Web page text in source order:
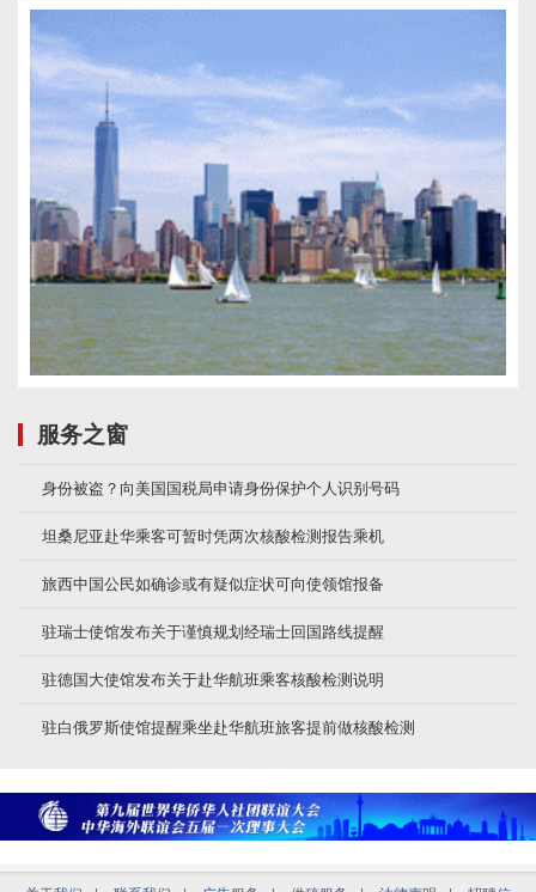
服务之窗
身份被盗？向美国国税局申请身份保护个人识别号码
坦桑尼亚赴华乘客可暂时凭两次核酸检测报告乘机
旅西中国公民如确诊或有疑似症状可向使领馆报备
驻瑞士使馆发布关于谨慎规划经瑞士回国路线提醒
驻德国大使馆发布关于赴华航班乘客核酸检测说明
驻白俄罗斯使馆提醒乘坐赴华航班旅客提前做核酸检测